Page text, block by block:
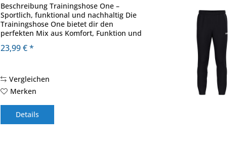
Beschreibung Trainingshose One –
Sportlich, funktional und nachhaltig Die
Trainingshose One bietet dir den
perfekten Mix aus Komfort, Funktion und
eine optimale Passform und maximale...
23,99 € *
Vergleichen
Merken
Details